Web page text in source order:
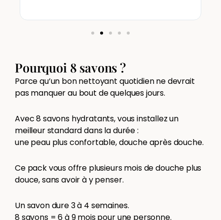
Pourquoi 8 savons ?
Parce qu’un bon nettoyant quotidien ne devrait
pas manquer au bout de quelques jours.
Avec 8 savons hydratants, vous installez un
meilleur standard dans la durée :
une peau plus confortable, douche après douche.
Ce pack vous offre plusieurs mois de douche plus
douce, sans avoir à y penser.
Un savon dure 3 à 4 semaines.
8 savons = 6 à 9 mois pour une personne.